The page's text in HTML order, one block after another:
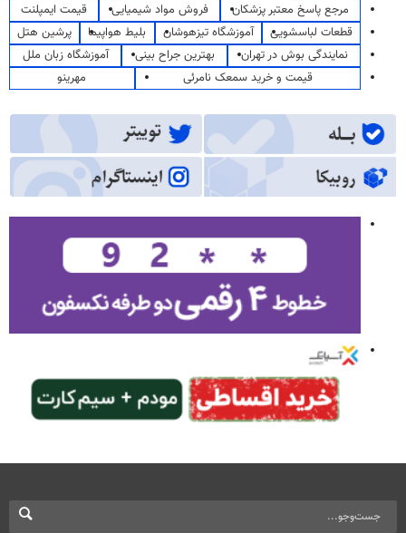
مرجع پاسخ معتبر پزشکان
فروش مواد شیمیایی
قیمت ایمپلنت
قطعات لباسشویی
آموزشگاه تیزهوشان بلیط هواپیما
پرشین هتل
نمایندگی بوش در تهران
بهترین جراح بینی
آموزشگاه زبان ملل
قیمت و خرید سمعک نامرئی
مهرینو